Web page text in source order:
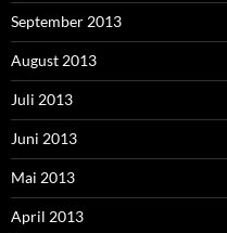
September 2013
August 2013
Juli 2013
Juni 2013
Mai 2013
April 2013